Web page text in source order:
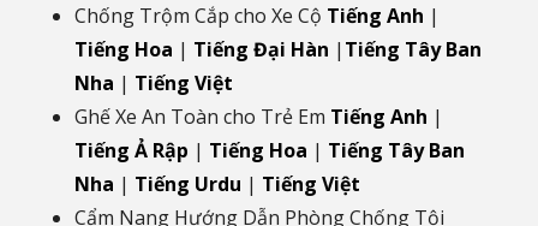
Chống Trộm Cắp cho Xe Cộ Tiếng Anh |
Tiếng Hoa | Tiếng Đại Hàn | Tiếng Tây Ban
Nha | Tiếng Việt
Ghế Xe An Toàn cho Trẻ Em Tiếng Anh |
Tiếng Ả Rập | Tiếng Hoa | Tiếng Tây Ban
Nha | Tiếng Urdu | Tiếng Việt
Cẩm Nang Hướng Dẫn Phòng Chống Tội